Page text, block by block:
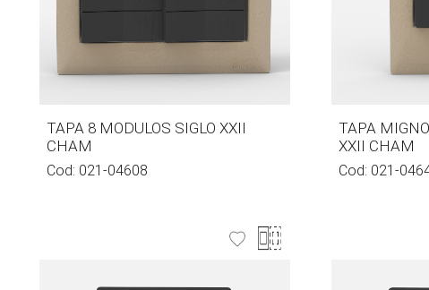
TAPA 8 MODULOS SIGLO XXII
CHAM
Cod: 021-04608
TAPA
XXII CHAM
Cod: 021-